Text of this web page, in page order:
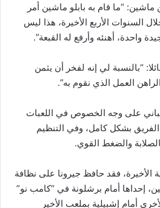
“ما قام به بابلو ماشين أمر
السنوات الأربع الأخيرة، هذا ليس
واحدة، أهنئه وأرفع له القبعة”.
“بالنسبة لي إنه لفخر أن يثمن
العمل الذي نقوم به”.
على وجه الخصوص في اللعبات
الفريق بشكل كامل، وفي التنظيم
والضغط القوي.
الأخيرة، فقد حافظ جيرونا على نظافة
إحداها أمام برشلونة في “كامب نو”
سقط بنتيجة 1 / 6 والأخرى أمام إشبيلية بملعب الأخير